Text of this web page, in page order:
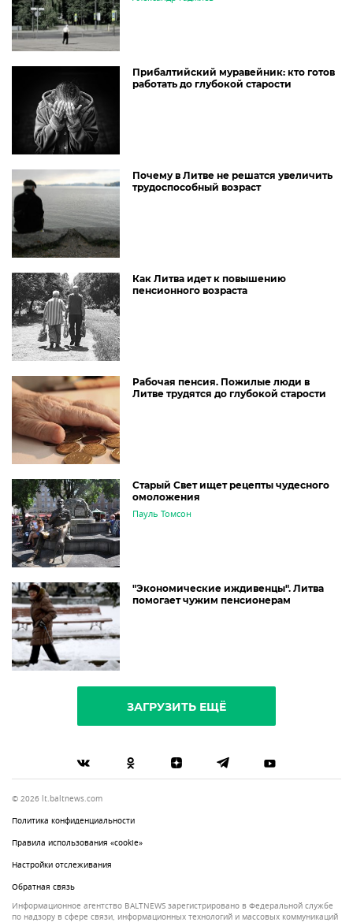
Прибалтийский муравейник: кто готов
работать до глубокой старости
Почему в Литве не решатся увеличить
трудоспособный возраст
Как Литва идет к повышению
пенсионного возраста
Рабочая пенсия. Пожилые люди в
Литве трудятся до глубокой старости
Старый Свет ищет рецепты чудесного
омоложения
Пауль Томсон
"Экономические иждивенцы". Литва
помогает чужим пенсионерам
ЗАГРУЗИТЬ ЕЩЁ
© 2026 lt.baltnews.com
Политика конфиденциальности
Правила использования «cookie»
Настройки отслеживания
Обратная связь
Информационное агентство BALTNEWS зарегистрировано в Федеральной службе
по надзору в сфере связи, информационных технологий и массовых коммуникаций